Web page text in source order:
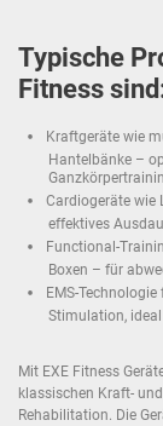
Typische
Fitness
Kraftgeräte wie
Hantelbänke –
Cardiogeräte wie
effektives
Functional-
Boxen – für
EMS-
Stimulation, ideal
Mit EXE Fitness
klassischen Kraft-
Rehabilitation. Die